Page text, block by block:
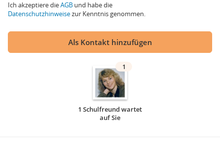
Ich akzeptiere dieAGB und habe die
Datenschutzhinweisezur Kenntnis genommen.
Als Kontakt hinzufügen
1
1 Schulfreund wartet
auf Sie